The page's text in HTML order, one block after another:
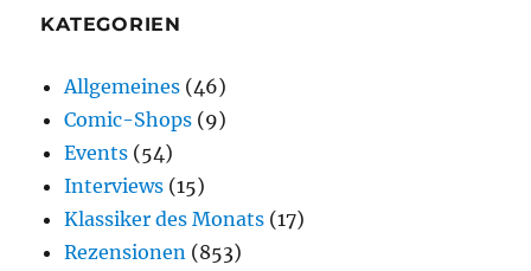
KATEGORIEN
Allgemeines (46)
Comic-Shops (9)
Events (54)
Interviews (15)
Klassiker des Monats (17)
Rezensionen (853)